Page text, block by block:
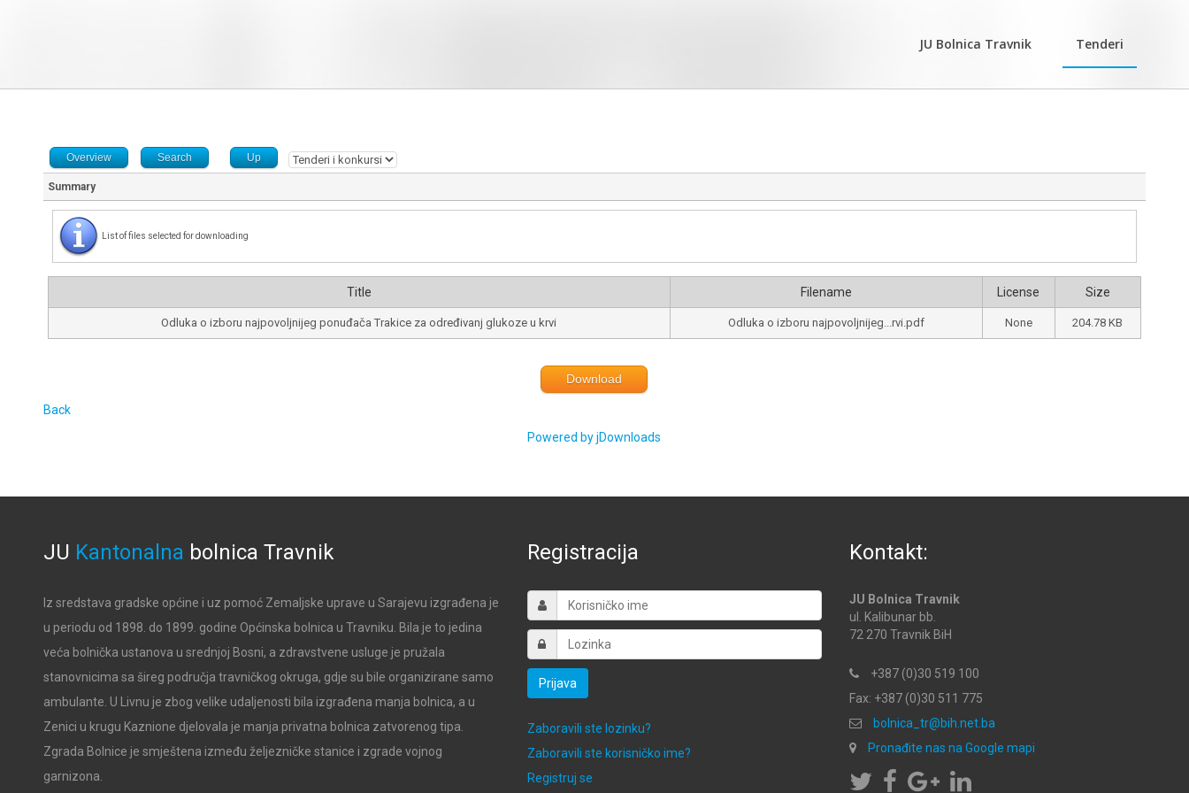
JU Bolnica Travnik Tenderi
Overview Search Up
Summary
List of files selected for downloading
Title Filename License Size
Odluka o izboru najpovoljnijeg ponuđača Trakice za određivanj glukoze u krvi Odluka o izboru najpovoljnijeg...rvi.pdf None 204.78 KB
Download
Back
Powered by jDownloads
JU Kantonalna bolnica Travnik
Iz sredstava gradske općine i uz pomoć Zemaljske uprave u Sarajevu izgrađena je
u periodu od 1898. do 1899. godine Općinska bolnica u Travniku. Bila je to jedina
veća bolnička ustanova u srednjoj Bosni, a zdravstvene usluge je pružala
stanovnicima sa šireg područja travničkog okruga, gdje su bile organizirane samo
ambulante. U Livnu je zbog velike udaljenosti bila izgrađena manja bolnica, a u
Zenici u krugu Kaznione djelovala je manja privatna bolnica zatvorenog tipa.
Zgrada Bolnice je smještena između željezničke stanice i zgrade vojnog
garnizona.
Registracija
Prijava
Zaboravili ste lozinku?
Zaboravili ste korisničko ime?
Registruj se
Kontakt:
JU Bolnica Travnik
ul. Kalibunar bb.
72 270 Travnik BiH
+387 (0)30 519 100
Fax: +387 (0)30 511 775
bolnica_tr@bih.net.ba
Pronađite nas na Google mapi